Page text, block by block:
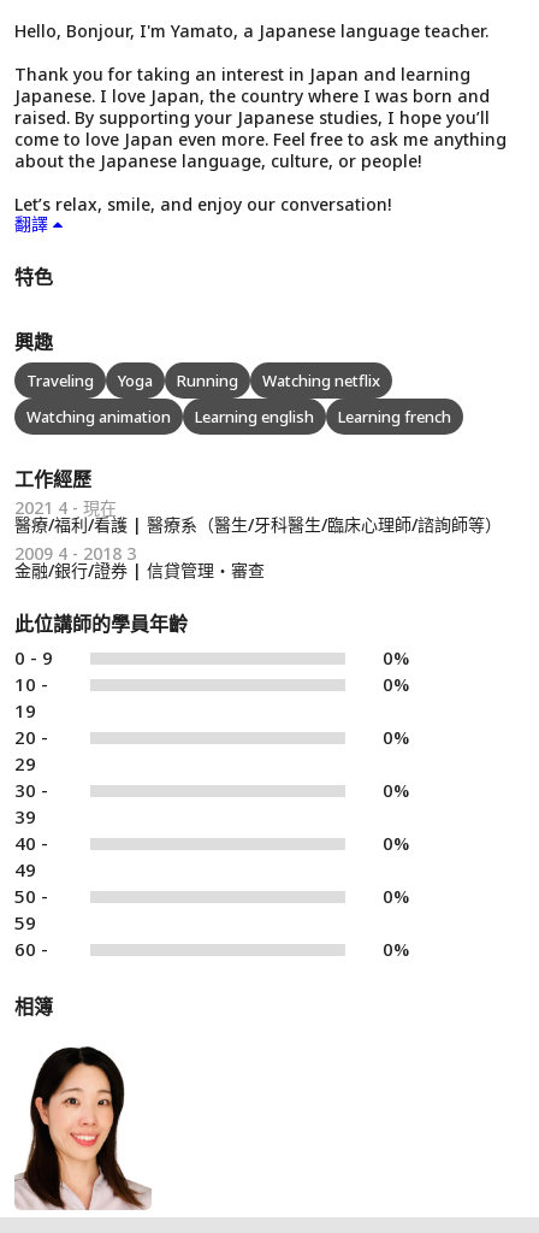
Hello, Bonjour, I'm Yamato, a Japanese language teacher.
Thank you for taking an interest in Japan and learning
Japanese. I love Japan, the country where I was born and
raised. By supporting your Japanese studies, I hope you’ll
come to love Japan even more. Feel free to ask me anything
about the Japanese language, culture, or people!
Let’s relax, smile, and enjoy our conversation!
翻譯
特色
興趣
Traveling Yoga Running
Watching netflix
Watching animation
Learning english Learning french
工作經歷
2021 4 - 現在
醫療/福利/看護 | 醫療系（醫生/牙科醫生/臨床心理師/諮詢師等）
2009 4 - 2018 3
金融/銀行/證券 | 信貸管理・審查
此位講師的學員年齡
0 - 9
0%
10 -
19
0%
20 -
29
0%
30 -
39
0%
40 -
49
0%
50 -
59
0%
60 - 0%
相簿